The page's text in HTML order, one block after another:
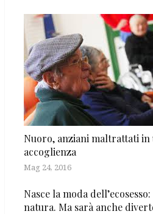
Nuoro, anziani maltrattati in
accoglienza
Mag 24, 2016
Nasce la moda
natura. Ma sarà anche